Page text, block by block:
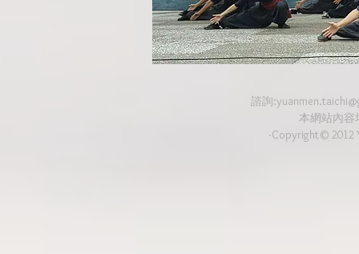
諮詢:
本網站內容
‧Copyright© 2012